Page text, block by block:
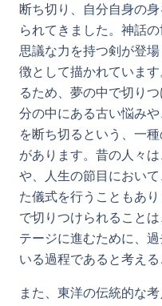
断ち切り、自分自身の
られてきました。神話
思議な力を持つ剣が登
徴として描かれていま
るため、夢の中で切り
分の中にある古い悩み
を断ち切るという、一
があります。昔の人々
や、人生の節目におい
た儀式を行うこともあ
で切りつけられること
テージに進むために、
いる過程であると考える
また、東洋の伝統的な